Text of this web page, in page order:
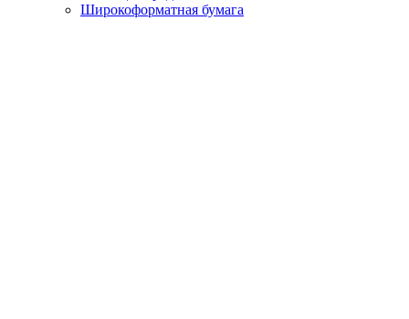
Широкоформатная бумага